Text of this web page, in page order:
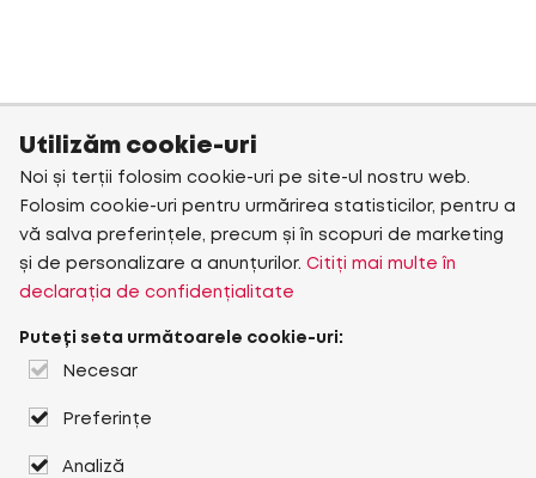
Utilizăm cookie-uri
Noi și terții folosim cookie-uri pe site-ul nostru web.
Folosim cookie-uri pentru urmărirea statisticilor, pentru a
vă salva preferințele, precum și în scopuri de marketing
și de personalizare a anunțurilor. Citiți mai multe în
declarația de confidențialitate
Puteți seta următoarele cookie-uri:
Necesar
Preferințe
Analiză